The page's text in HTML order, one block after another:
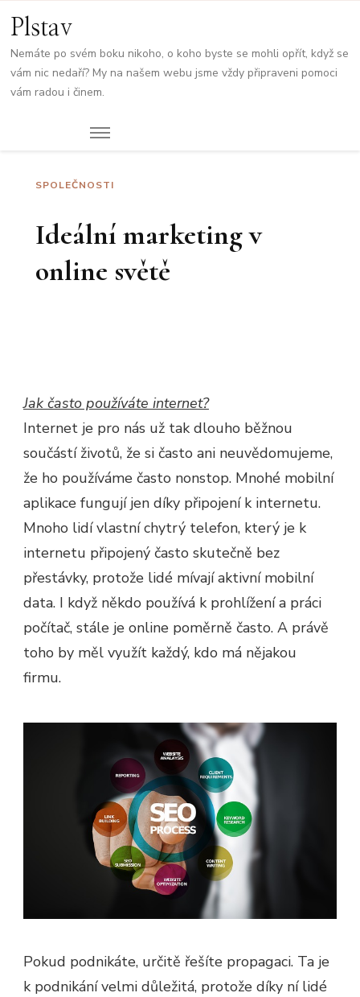
Plstav
Nemáte po svém boku nikoho, o koho byste se mohli opřít, když se
vám nic nedaří? My na našem webu jsme vždy připraveni pomoci
vám radou i činem.
SPOLEČNOSTI
Ideální marketing v
online světě
Jak často používáte internet?
Internet je pro nás už tak dlouho běžnou
součástí životů, že si často ani neuvědomujeme,
že ho používáme často nonstop. Mnohé mobilní
aplikace fungují jen díky připojení k internetu.
Mnoho lidí vlastní chytrý telefon, který je k
internetu připojený často skutečně bez
přestávky, protože lidé mívají aktivní mobilní
data. I když někdo používá k prohlížení a práci
počítač, stále je online poměrně často. A právě
toho by měl využít každý, kdo má nějakou
firmu.
Pokud podnikáte, určitě řešíte propagaci. Ta je
k podnikání velmi důležitá, protože díky ní lidé